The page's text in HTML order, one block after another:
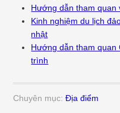
Hướng dẫn tham quan
Kinh nghiệm du lịch
nhật
Hướng dẫn tham quan
trình
Chuyên mục:Địa điểm